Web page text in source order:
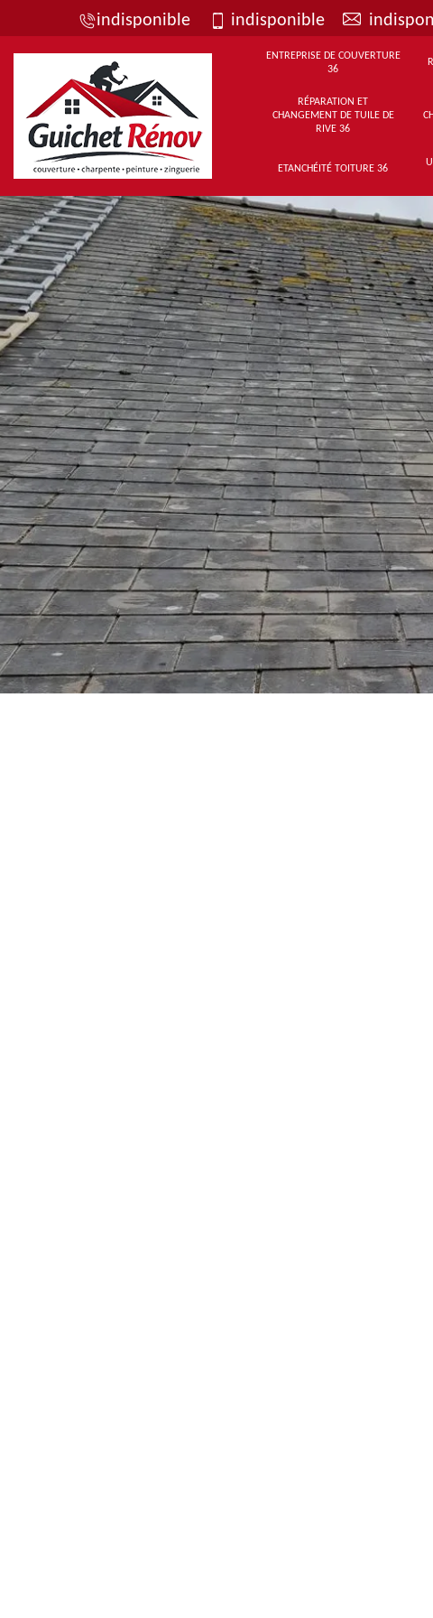
indisponible indisponible
ENTREPRISE DE COUVERTURE
36
RÉPARATION ET
CHANGEMENT DE TUILE DE
RIVE 36
ETANCHÉITÉ TOITURE 36